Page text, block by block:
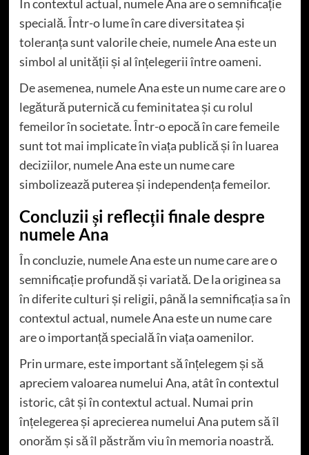
În contextul actual, numele Ana are o semnificație
specială. Într-o lume în care diversitatea și
toleranța sunt valorile cheie, numele Ana este un
simbol al unității și al înțelegerii între oameni.
De asemenea, numele Ana este un nume care are o
legătură puternică cu feminitatea și cu rolul
femeilor în societate. Într-o epocă în care femeile
sunt tot mai implicate în viața publică și în luarea
deciziilor, numele Ana este un nume care
simbolizează puterea și independența femeilor.
Concluzii și reflecții finale despre
numele Ana
În concluzie, numele Ana este un nume care are o
semnificație profundă și variată. De la originea sa
în diferite culturi și religii, până la semnificația sa în
contextul actual, numele Ana este un nume care
are o importanță specială în viața oamenilor.
Prin urmare, este important să înțelegem și să
apreciem valoarea numelui Ana, atât în contextul
istoric, cât și în contextul actual. Numai prin
înțelegerea și aprecierea numelui Ana putem să îl
onorăm și să îl păstrăm viu în memoria noastră.